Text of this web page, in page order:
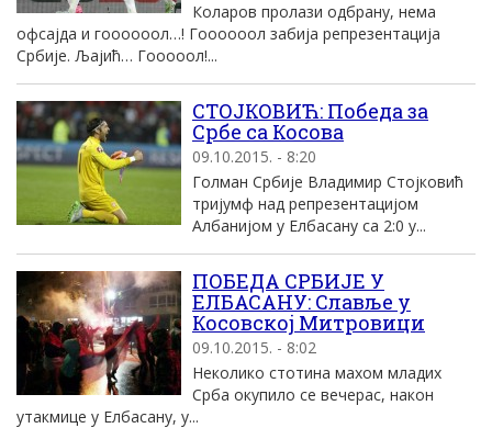
Коларов пролази одбрану, нема
офсајда и гоооооол…! Гоооооол забија репрезентација
Србије. Љајић… Гооооол!...
СТОЈКОВИЋ: Победа за
Србе са Косова
09.10.2015. - 8:20
Голман Србије Владимир Стојковић
тријумф над репрезентацијом
Албанијом у Елбасану са 2:0 у...
ПОБЕДА СРБИЈЕ У
ЕЛБАСАНУ: Славље у
Косовској Митровици
09.10.2015. - 8:02
Неколико стотина махом младих
Срба окупило се вечерас, након
утакмице у Елбасану, у...